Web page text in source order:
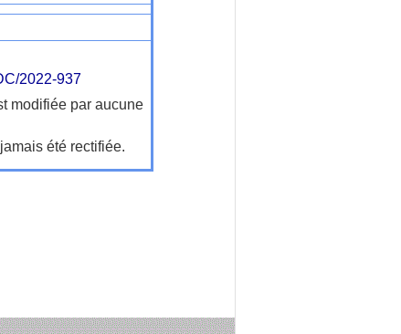
2022-937
modifiée par aucune
été rectifiée.